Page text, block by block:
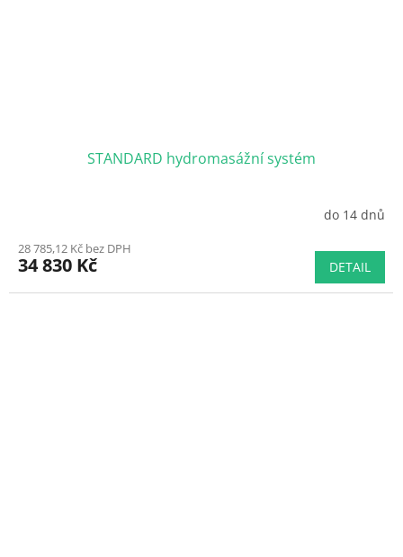
STANDARD hydromasážní systém
do 14 dnů
28 785,12 Kč bez DPH
34 830 Kč DETAIL